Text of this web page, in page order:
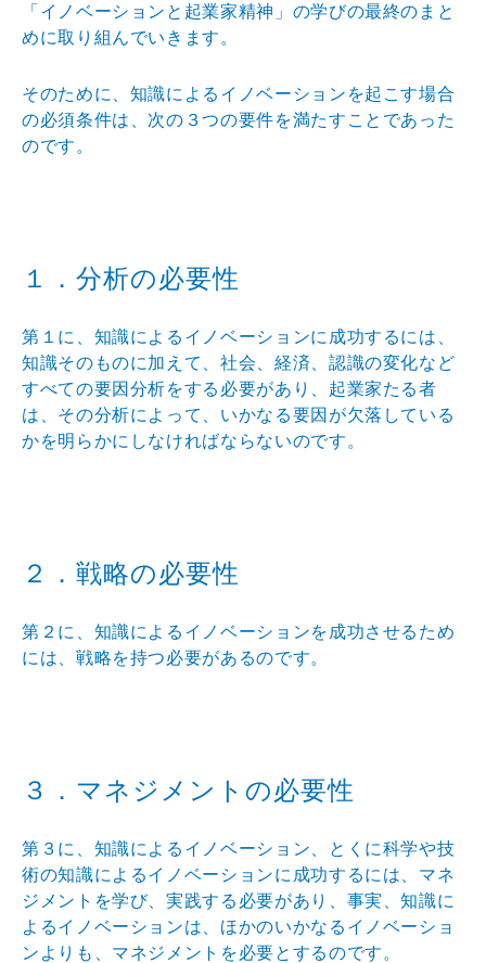
「イノベーションと起業家精神」の学びの最終のまと
めに取り組んでいきます。
そのために、知識によるイノベーションを起こす場合
の必須条件は、次の３つの要件を満たすことであった
のです。
１．分析の必要性
第１に、知識によるイノベーションに成功するには、
知識そのものに加えて、社会、経済、認識の変化など
すべての要因分析をする必要があり、起業家たる者
は、その分析によって、いかなる要因が欠落している
かを明らかにしなければならないのです。
２．戦略の必要性
第２に、知識によるイノベーションを成功させるため
には、戦略を持つ必要があるのです。
３．マネジメントの必要性
第３に、知識によるイノベーション、とくに科学や技
術の知識によるイノベーションに成功するには、マネ
ジメントを学び、実践する必要があり、事実、知識に
よるイノベーションは、ほかのいかなるイノベーショ
ンよりも、マネジメントを必要とするのです。